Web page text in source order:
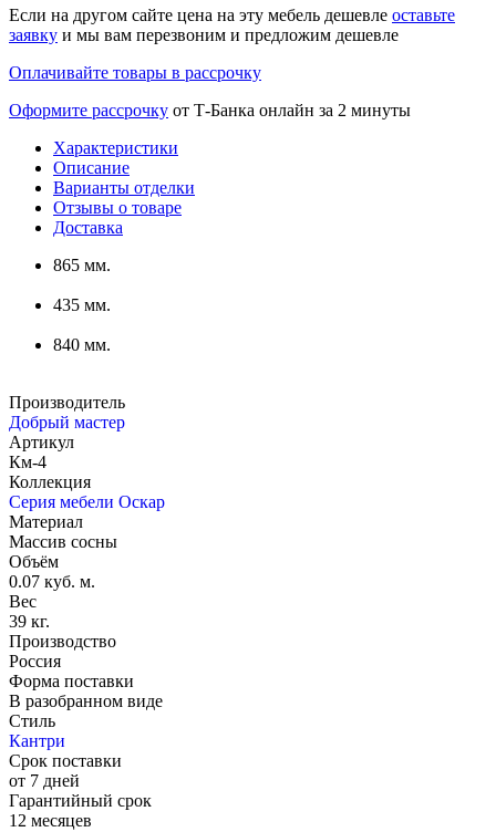
Если на другом сайте цена на эту мебель дешевле оставьте
заявку и мы вам перезвоним и предложим дешевле
Оплачивайте товары в рассрочку
Оформите рассрочку от Т-Банка онлайн за 2 минуты
Характеристики
Описание
Варианты отделки
Отзывы о товаре
Доставка
865 мм.
435 мм.
840 мм.
Производитель
Добрый мастер
Артикул
Км-4
Коллекция
Серия мебели Оскар
Материал
Массив сосны
Объём
0.07 куб. м.
Вес
39 кг.
Производство
Россия
Форма поставки
В разобранном виде
Стиль
Кантри
Срок поставки
от 7 дней
Гарантийный срок
12 месяцев